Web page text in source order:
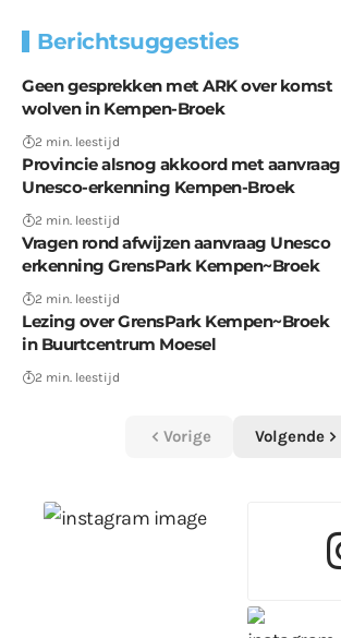
Berichtsuggesties
Geen gesprekken met ARK over komst
wolven in Kempen-Broek
2 min. leestijd
Provincie alsnog akkoord met aanvraag
Unesco-erkenning Kempen-Broek
2 min. leestijd
Vragen rond afwijzen aanvraag Unesco
erkenning GrensPark Kempen~Broek
2 min. leestijd
Lezing over GrensPark Kempen~Broek
in Buurtcentrum Moesel
2 min. leestijd
Vorige Volgende